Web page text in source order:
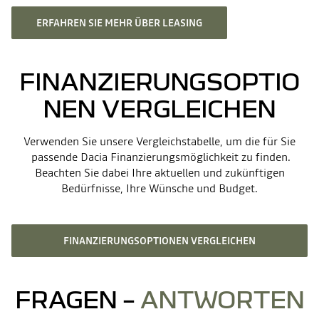
ERFAHREN SIE MEHR ÜBER LEASING
FINANZIERUNGSOPTIO
NEN VERGLEICHEN
Verwenden Sie unsere Vergleichstabelle, um die für Sie
passende Dacia Finanzierungsmöglichkeit zu finden.
Beachten Sie dabei Ihre aktuellen und zukünftigen
Bedürfnisse, Ihre Wünsche und Budget.
FINANZIERUNGSOPTIONEN VERGLEICHEN
FRAGEN – ANTWORTEN